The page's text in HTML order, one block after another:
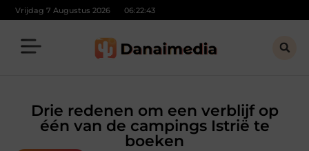
Vrijdag 7 Augustus 2026 06:22:44
Drie redenen om een verblijf op
één van de campings Istrië te
boeken